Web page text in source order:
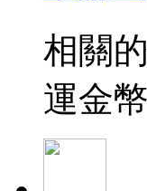
相關
運金